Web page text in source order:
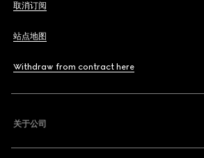
取消订阅
站点地图
Withdraw from contract here
关于公司